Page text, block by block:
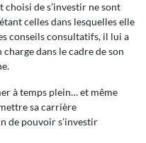
de s’investir ne sont
celles dans lesquelles elle
conseils consultatifs, il lui a
dans le cadre de son
à temps plein… et même
sa carrière
de pouvoir s’investir